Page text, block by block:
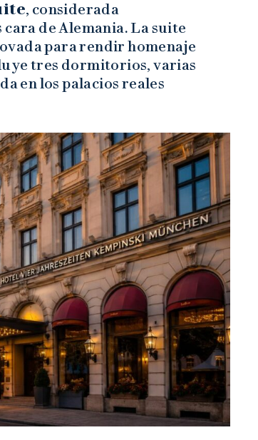
, considerada
de Alemania. La suite
para rendir homenaje
tres dormitorios, varias
en los palacios reales